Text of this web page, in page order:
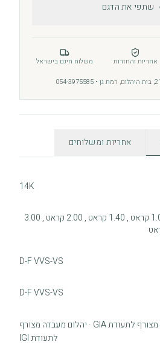
שתפי את הדגם
אחריות והחזרות
משלוח חינם בישראל
אחריות ומשלוחים
14K
0.60 קראט , 1.00 קראט , 1.40 קראט , 2.00 קראט , 3.00
D-F VVS-VS
D-F VVS-VS
יהלום טבעי מצורף לתעודת GIA · יהלום מעבדה מצורף
לתעודת IGI